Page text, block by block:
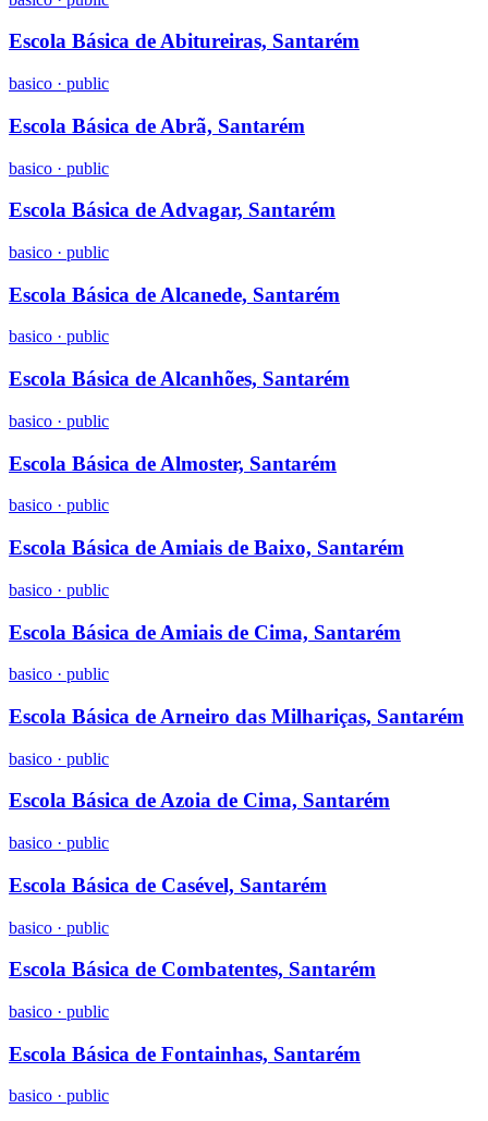
Escola Básica de Abitureiras, Santarém
basico · public
Escola Básica de Abrã, Santarém
basico · public
Escola Básica de Advagar, Santarém
basico · public
Escola Básica de Alcanede, Santarém
basico · public
Escola Básica de Alcanhões, Santarém
basico · public
Escola Básica de Almoster, Santarém
basico · public
Escola Básica de Amiais de Baixo, Santarém
basico · public
Escola Básica de Amiais de Cima, Santarém
basico · public
Escola Básica de Arneiro das Milhariças, Santarém
basico · public
Escola Básica de Azoia de Cima, Santarém
basico · public
Escola Básica de Casével, Santarém
basico · public
Escola Básica de Combatentes, Santarém
basico · public
Escola Básica de Fontainhas, Santarém
basico · public